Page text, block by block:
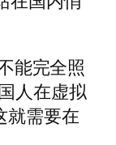
能完全照
人在虚拟
就需要在